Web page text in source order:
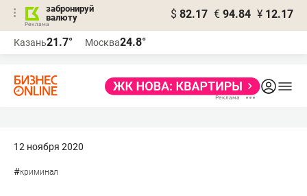
забронируй
валюту
$ 82.17 € 94.84 ¥ 12.17
Казань21.7° Москва24.8°
12 ноября 2020
#криминал